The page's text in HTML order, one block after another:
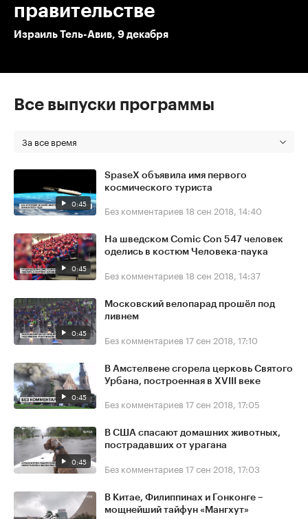
правительстве
Израиль Тель-Авив, 9 декабря
Все выпуски программы
За все время
0:45
SpaseX объявила имя первого
космического туриста
Без комментариев 18 сен 2018, 14:40
0:45
На шведском Comic Con 547 человек
оделись в костюм Человека-паука
Без комментариев 18 сен 2018, 14:37
0:45
Московский велопарад прошёл под
ливнем
Без комментариев 17 сен 2018, 17:10
0:45
В Амстелвене сгорела церковь Святого
Урбана, построенная в XVIII веке
Без комментариев 17 сен 2018, 17:05
0:45
В США спасают домашних животных,
пострадавших от урагана
Без комментариев 17 сен 2018, 17:03
В Китае, Филиппинах и Гонконге –
мощнейший тайфун «Мангхут»